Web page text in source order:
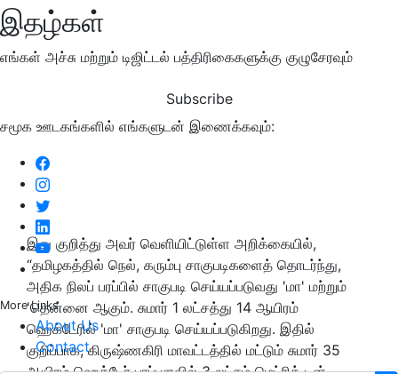
இதழ்கள்
எங்கள் அச்சு மற்றும் டிஜிட்டல் பத்திரிகைகளுக்கு குழுசேரவும்
Subscribe
சமூக ஊடகங்களில் எங்களுடன் இணைக்கவும்:
More Links
About Us
Contact
இது குறித்து அவர் வெளியிட்டுள்ள அறிக்கையில்,
“தமிழகத்தில் நெல், கரும்பு சாகுபடிகளைத் தொடர்ந்து,
அதிக நிலப் பரப்பில் சாகுபடி செய்யப்படுவது 'மா' மற்றும்
'தென்னை ஆகும். சுமார் 1 லட்சத்து 14 ஆயிரம்
ஹெக்டேரில் 'மா' சாகுபடி செய்யப்படுகிறது. இதில்
குறிப்பாக, கிருஷ்ணகிரி மாவட்டத்தில் மட்டும் சுமார் 35